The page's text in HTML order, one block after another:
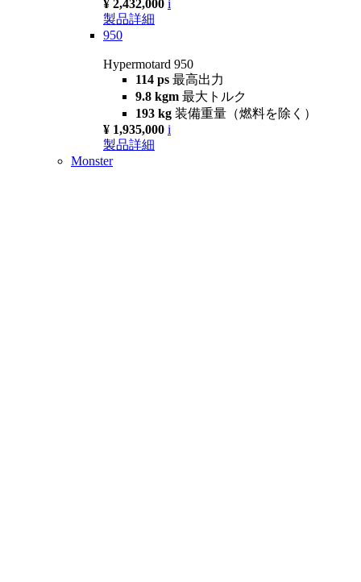
¥ 2,432,000 i
製品詳細
950
Hypermotard 950
114 ps 最高出力
9.8 kgm 最大トルク
193 kg 装備重量（燃料を除く）
¥ 1,935,000 i
製品詳細
Monster